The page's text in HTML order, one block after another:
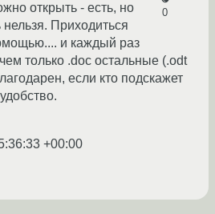
0
открыть - есть, но
нельзя. Приходиться
и каждый раз
только .doc остальные (.odt
если кто подскажет
+00:00